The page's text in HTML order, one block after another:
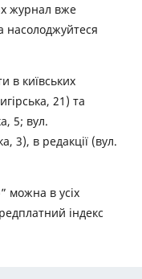
журнал вже
насолоджуйтеся
в київських
21) та
5; вул.
3), в редакції (вул.
можна в усіх
індекс